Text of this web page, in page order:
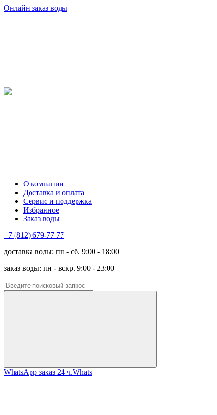
Онлайн заказ воды
О компании
Доставка и оплата
Сервис и поддержка
Избранное
Заказ воды
+7 (812) 679-77 77
доставка воды: пн - сб. 9:00 - 18:00
заказ воды: пн - вскр. 9:00 - 23:00
WhatsApp заказ 24 ч.Whats